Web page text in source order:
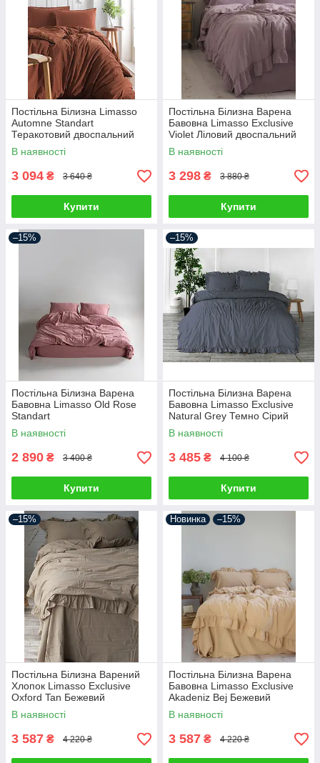
Постільна Білизна Limasso
Automne Standart
Теракотовий двоспальний
євро 200х220см
В наявності
3 094 ₴ 3 640 ₴
Купити
Постільна Білизна Варена
Бавовна Limasso Exclusive
Violet Ліловий двоспальний
євро 200х220см
В наявності
3 298 ₴ 3 880 ₴
Купити
–15%
Постільна Білизна Варена
Бавовна Limasso Old Rose
Standart
В наявності
2 890 ₴ 3 400 ₴
Купити
–15%
Постільна Білизна Варена
Бавовна Limasso Exclusive
Natural Grey Темно Сірий
двоспальний євро 200х220см
В наявності
3 485 ₴ 4 100 ₴
Купити
–15%
Постільна Білизна Варений
Хлопок Limasso Exclusive
Oxford Tan Бежевий
двоспальний евро 200х220см
В наявності
3 587 ₴ 4 220 ₴
Новинка –15%
Постільна Білизна Варена
Бавовна Limasso Exclusive
Akadeniz Bej Бежевий
двоспальний євро 200х220см
В наявності
3 587 ₴ 4 220 ₴